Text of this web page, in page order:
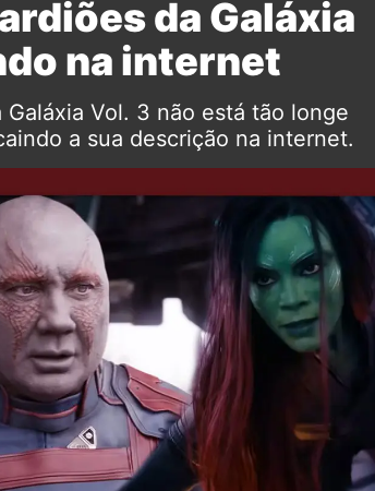
da Galáxia
na internet
Vol. 3 não está tão longe
a sua descrição na internet.